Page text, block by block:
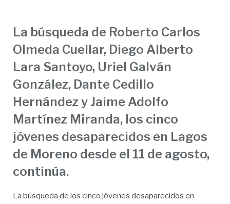
La búsqueda de Roberto Carlos
Olmeda Cuellar, Diego Alberto
Lara Santoyo, Uriel Galván
González, Dante Cedillo
Hernández y Jaime Adolfo
Martínez Miranda, los cinco
jóvenes desaparecidos en Lagos
de Moreno desde el 11 de agosto,
continúa.
La búsqueda de los cinco jóvenes desaparecidos en